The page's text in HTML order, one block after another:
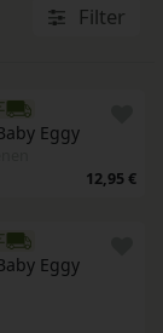
Filter
Eggy
12,95 €
Eggy